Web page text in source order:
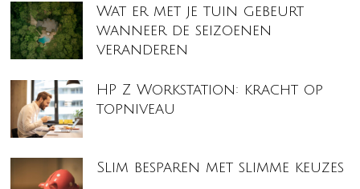
Wat er met je tuin gebeurt
wanneer de seizoenen
veranderen
HP Z Workstation: kracht op
topniveau
Slim besparen met slimme keuzes